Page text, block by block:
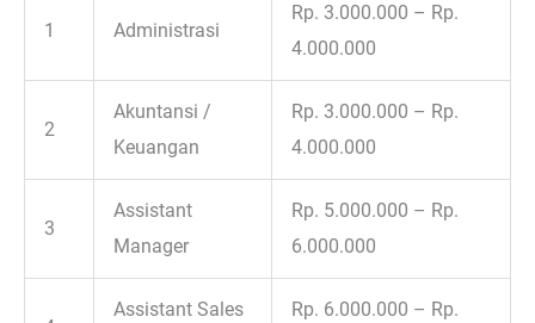
1 Administrasi
Rp. 3.000.000 – Rp.
4.000.000
2
Akuntansi /
Keuangan
Rp. 3.000.000 – Rp.
4.000.000
3
Assistant
Manager
Rp. 5.000.000 – Rp.
6.000.000
Assistant Sales
Rp. 6.000.000 – Rp.